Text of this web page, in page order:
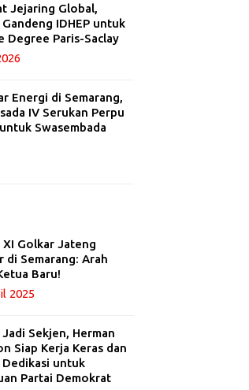
Jejaring Global,
Gandeng IDHEP untuk
Degree Paris-Saclay
Energi di Semarang,
IV Serukan Perpu
Swasembada
XI Golkar Jateng
di Semarang: Arah
Baru!
2025
Sekjen, Herman
Siap Kerja Keras dan
Dedikasi untuk
Partai Demokrat